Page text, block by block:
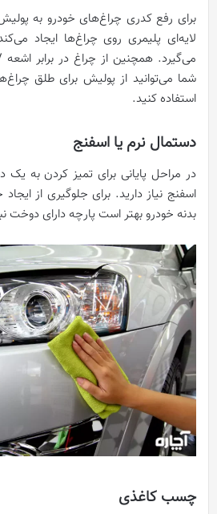
برای رفع کدری چراغ‌های خودرو به
لایه‌ای پلیمری روی چراغ‌ها ایجاد
شما می‌توانید از پولیش برای طلق
استفاده کنید.
دستمال نرم یا اسفنج
در مراحل پایانی برای تمیز کردن به یک
اسفنج نیاز دارید. برای جلوگیری از
بدنه خودرو بهتر است پارچه دارای دوخت
چسب کاغذی